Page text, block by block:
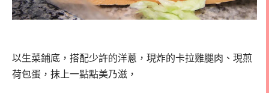
以生菜鋪底，搭配少許的洋蔥，現炸的卡拉雞腿肉、現煎
荷包蛋，抹上一點點美乃滋，